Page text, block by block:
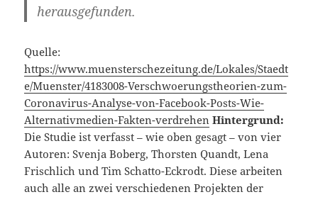
herausgefunden.
Quelle:
https://www.muensterschezeitung.de/Lokales/Staedt
e/Muenster/4183008-Verschwoerungstheorien-zum-
Coronavirus-Analyse-von-Facebook-Posts-Wie-
Alternativmedien-Fakten-verdrehen Hintergrund:
Die Studie ist verfasst – wie oben gesagt – von vier
Autoren: Svenja Boberg, Thorsten Quandt, Lena
Frischlich und Tim Schatto-Eckrodt. Diese arbeiten
auch alle an zwei verschiedenen Projekten der